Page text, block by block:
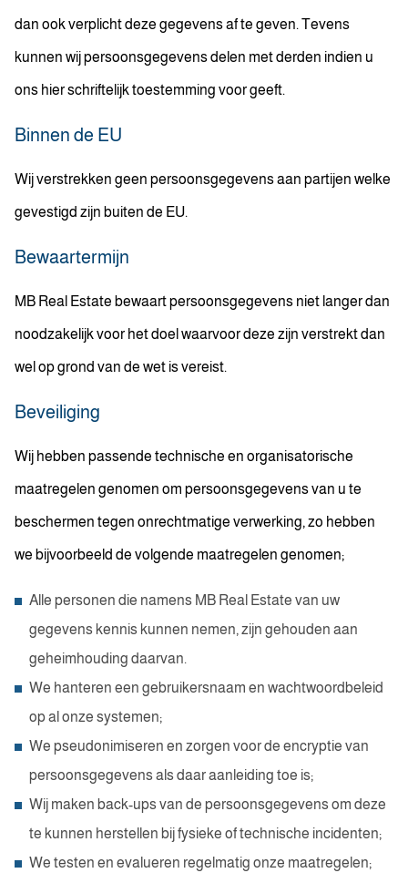
dan ook verplicht deze gegevens af te geven. Tevens
kunnen wij persoonsgegevens delen met derden indien u
ons hier schriftelijk toestemming voor geeft.
Binnen de EU
Wij verstrekken geen persoonsgegevens aan partijen welke
gevestigd zijn buiten de EU.
Bewaartermijn
MB Real Estate bewaart persoonsgegevens niet langer dan
noodzakelijk voor het doel waarvoor deze zijn verstrekt dan
wel op grond van de wet is vereist.
Beveiliging
Wij hebben passende technische en organisatorische
maatregelen genomen om persoonsgegevens van u te
beschermen tegen onrechtmatige verwerking, zo hebben
we bijvoorbeeld de volgende maatregelen genomen;
Alle personen die namens MB Real Estate van uw
gegevens kennis kunnen nemen, zijn gehouden aan
geheimhouding daarvan.
We hanteren een gebruikersnaam en wachtwoordbeleid
op al onze systemen;
We pseudonimiseren en zorgen voor de encryptie van
persoonsgegevens als daar aanleiding toe is;
Wij maken back-ups van de persoonsgegevens om deze
te kunnen herstellen bij fysieke of technische incidenten;
We testen en evalueren regelmatig onze maatregelen;